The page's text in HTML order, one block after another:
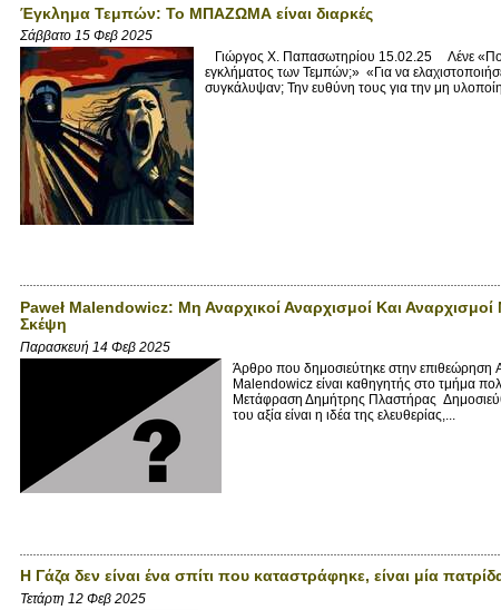
Έγκλημα Τεμπών: Το ΜΠΑΖΩΜΑ είναι διαρκές
Σάββατο 15 Φεβ 2025
Γιώργος X. Παπασωτηρίου 15.02.25 Λένε
εγκλήματος των Τεμπών;» «Για να
συγκάλυψαν; Την ευθύνη τους για την μη
Paweł Malendowicz: Μη Αναρχικοί Αναρχισμοί Και
Σκέψη
Παρασκευή 14 Φεβ 2025
Άρθρο που δημοσιεύτηκε στην
Malendowicz είναι καθηγητής στο τμήμα
Μετάφραση Δημήτρης Πλαστήρας
του αξία είναι η ιδέα της ελευθερίας,...
Η Γάζα δεν είναι ένα σπίτι που καταστράφηκε, είναι μία
Τετάρτη 12 Φεβ 2025